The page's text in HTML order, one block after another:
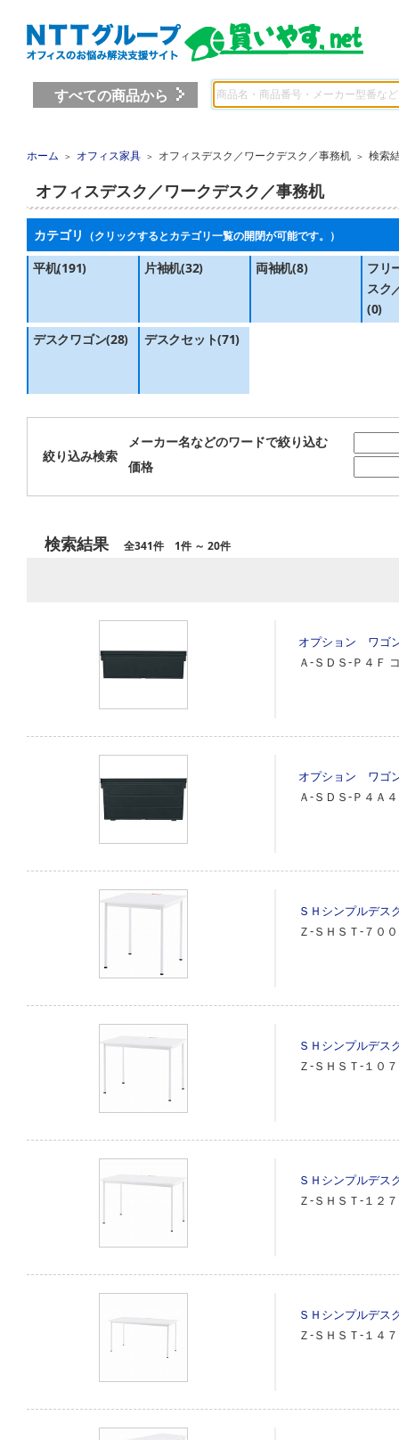
すべての商品から
ホーム ＞ オフィス家具 ＞ オフィスデスク／ワークデスク／事務机 ＞ 検索
オフィスデスク／ワークデスク／事務机
カテゴリ （クリックするとカテゴリ一覧の開閉が可能です。）
平机(191) 片袖机(32) 両袖机(8)
フリ
スク
(0)
デスクワゴン(28)
デスクセット(71)
絞り込み検索
メーカー名などのワードで絞り込む
価格
検索結果 全341件 1件 ～ 20件
オプション ワゴ
Ａ‐ＳＤＳ‐Ｐ４Ｆ
オプション ワゴ
Ａ‐ＳＤＳ‐Ｐ４Ａ４
ＳＨシンプルデ
Ｚ‐ＳＨＳＴ‐７０
ＳＨシンプルデ
Ｚ‐ＳＨＳＴ‐１０
ＳＨシンプルデ
Ｚ‐ＳＨＳＴ‐１２
ＳＨシンプルデ
Ｚ‐ＳＨＳＴ‐１４